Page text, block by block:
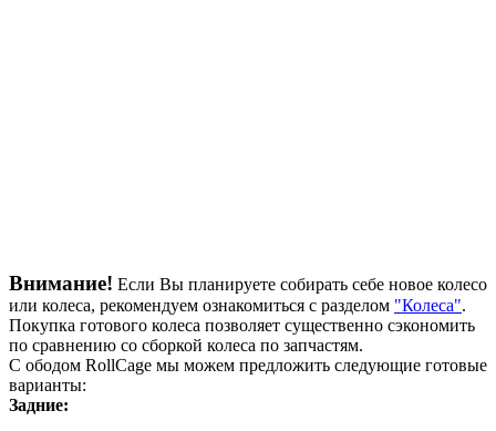
Внимание! Если Вы планируете собирать себе новое колесо
или колеса, рекомендуем ознакомиться с разделом "Колеса".
Покупка готового колеса позволяет существенно сэкономить
по сравнению со сборкой колеса по запчастям.
С ободом RollCage мы можем предложить следующие готовые
варианты:
Задние: